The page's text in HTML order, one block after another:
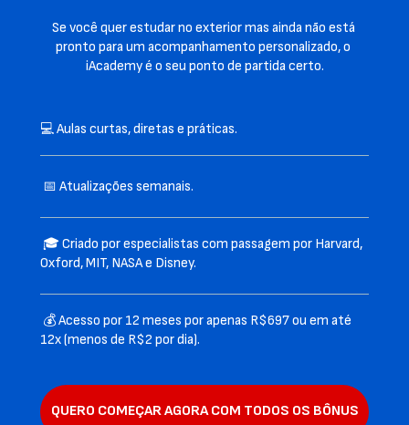
Se você quer estudar no exterior mas ainda não está
pronto para um acompanhamento personalizado, o
iAcademy é o seu ponto de partida certo.
💻 Aulas curtas, diretas e práticas.
📅 Atualizações semanais.
Oxford, MIT, NASA e Disney.
12x (menos de R$2 por dia).
QUERO COMEÇAR AGORA COM TODOS OS BÔNUS